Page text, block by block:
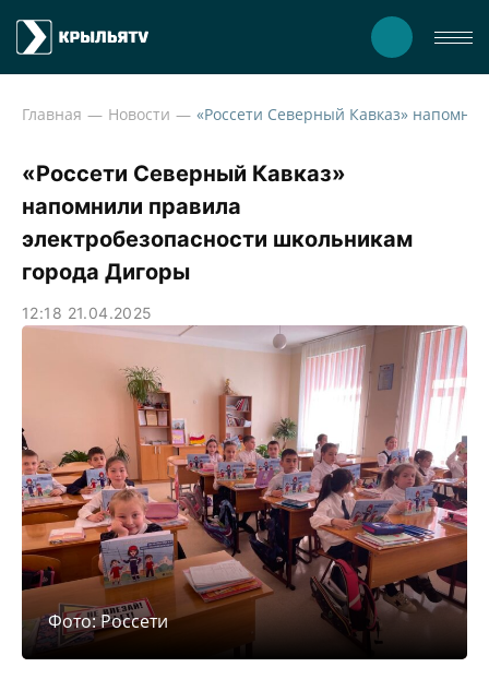
Главная Новости
«Россети Северный Кавказ»
напомнили правила
электробезопасности школьникам
города Дигоры
12:18 21.04.2025
Фото: Россети